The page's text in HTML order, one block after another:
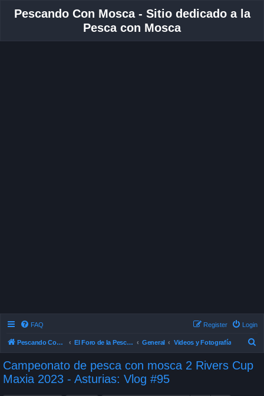
Pescando Con Mosca - Sitio dedicado a la
Pesca con Mosca
FAQ Login
Register
Pescando Con Mosca El Foro de la Pesca con Mosca en Chile General Videos y Fotografía
Campeonato de pesca con mosca 2 Rivers Cup
Maxia 2023 - Asturias: Vlog #95